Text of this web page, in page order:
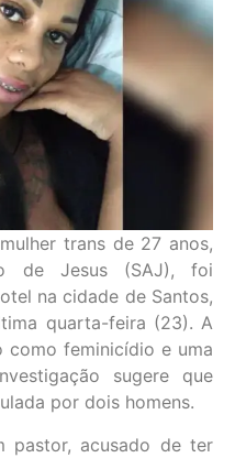
trans de 27 anos,
de Jesus (SAJ), foi
na cidade de Santos,
quarta-feira (23). A
feminicídio e uma
sugere que
por dois homens.
pastor, acusado de ter